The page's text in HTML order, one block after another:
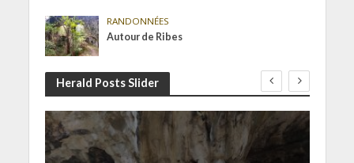
RANDONNÉES
Autour de Ribes
Herald Posts Slider